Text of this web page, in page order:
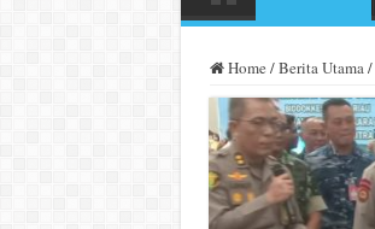
Home /Berita Utama/